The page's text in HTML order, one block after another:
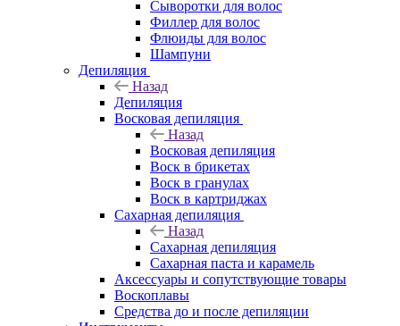
Сыворотки для волос
Филлер для волос
Флюиды для волос
Шампуни
Депиляция
Назад
Депиляция
Восковая депиляция
Назад
Восковая депиляция
Воск в брикетах
Воск в гранулах
Воск в картриджах
Сахарная депиляция
Назад
Сахарная депиляция
Сахарная паста и карамель
Аксессуары и сопутствующие товары
Воскоплавы
Средства до и после депиляции